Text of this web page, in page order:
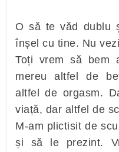
O să te văd dublu
înșel cu tine. Nu
Toți vrem să bem
mereu altfel de
altfel de orgasm.
viață, dar altfel de
M-am plictisit de
și să le prezint.